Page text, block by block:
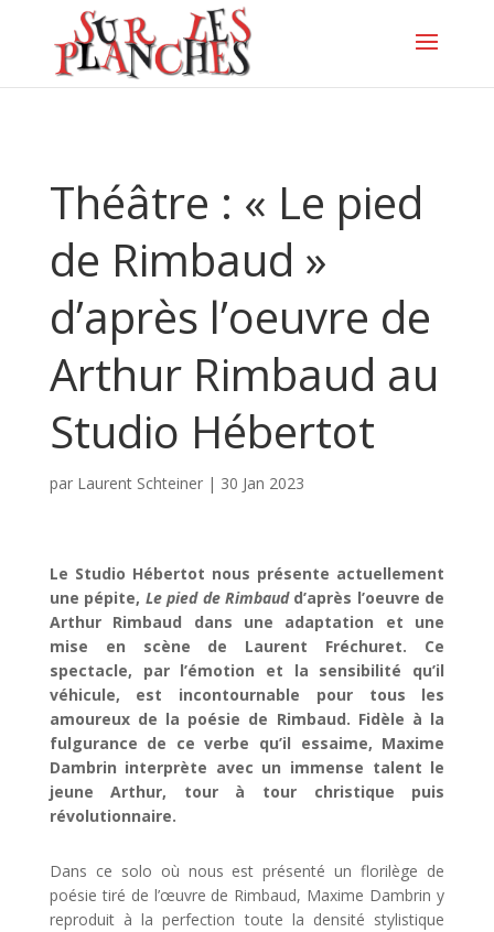
Théâtre : « Le pied
de Rimbaud »
d’après l’oeuvre de
Arthur Rimbaud au
Studio Hébertot
par Laurent Schteiner| 30 Jan 2023
Le Studio Hébertot nous présente actuellement
une pépite, Le pied de Rimbaudd’après l’oeuvre de
Arthur Rimbaud dans une adaptation et une
mise en scène de Laurent Fréchuret. Ce
spectacle, par l’émotion et la sensibilité qu’il
véhicule, est incontournable pour tous les
amoureux de la poésie de Rimbaud. Fidèle à la
fulgurance de ce verbe qu’il essaime, Maxime
Dambrin interprète avec un immense talent le
jeune Arthur, tour à tour christique puis
révolutionnaire.
Dans ce solo où nous est présenté un florilège de
poésie tiré de l’œuvre de Rimbaud, Maxime Dambrin y
reproduit à la perfection toute la densité stylistique